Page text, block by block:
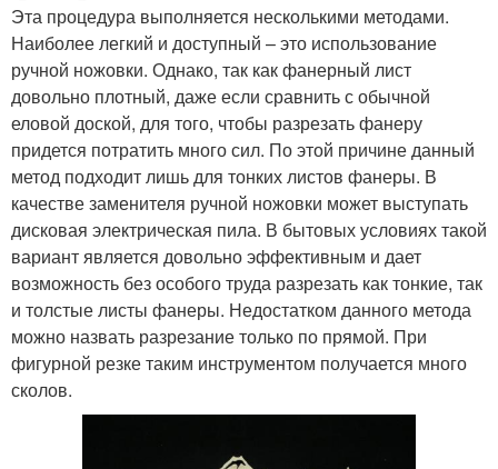
Эта процедура выполняется несколькими методами.
Наиболее легкий и доступный – это использование
ручной ножовки. Однако, так как фанерный лист
довольно плотный, даже если сравнить с обычной
еловой доской, для того, чтобы разрезать фанеру
придется потратить много сил. По этой причине данный
метод подходит лишь для тонких листов фанеры. В
качестве заменителя ручной ножовки может выступать
дисковая электрическая пила. В бытовых условиях такой
вариант является довольно эффективным и дает
возможность без особого труда разрезать как тонкие, так
и толстые листы фанеры. Недостатком данного метода
можно назвать разрезание только по прямой. При
фигурной резке таким инструментом получается много
сколов.